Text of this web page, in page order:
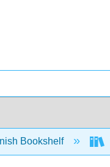
Bookshelf